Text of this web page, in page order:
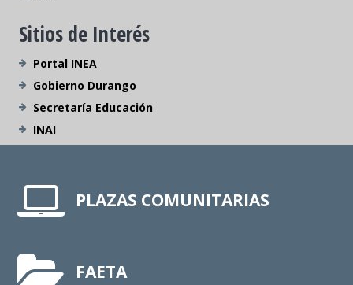
Sitios de Interés
Portal INEA
Gobierno Durango
Secretaría Educación
INAI
PLAZAS COMUNITARIAS
FAETA